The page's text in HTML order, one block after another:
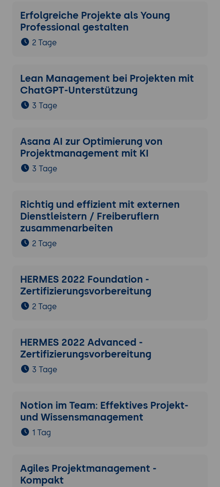
Erfolgreiche Projekte als Young
Professional gestalten
2 Tage
Lean Management bei Projekten mit
ChatGPT-Unterstützung
3 Tage
Asana AI zur Optimierung von
Projektmanagement mit KI
3 Tage
Richtig und effizient mit externen
Dienstleistern / Freiberuflern
zusammenarbeiten
2 Tage
HERMES 2022 Foundation -
Zertifizierungsvorbereitung
2 Tage
HERMES 2022 Advanced -
Zertifizierungsvorbereitung
3 Tage
Notion im Team: Effektives Projekt-
und Wissensmanagement
1 Tag
Agiles Projektmanagement -
Kompakt